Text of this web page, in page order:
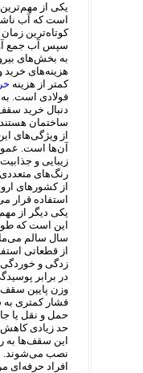
یکی از
است که آب
کوتاه‌ترین
سپس آب جمع
به بخش‌های
هزینه‌های
کمتر از هزینه
فولادی است. به
دنبال خرید
ساختمان
از ویژگی‌های
آن‌ها است.
زیبایی و
رنگ‌های
از کشورهای
استفاده قرار
یکی دیگر از
این است که
سال سالم
از قطعاتی
زدگی و
در برابر
وزن پایین
فشار کمتری به
حمل و نقل یا
حد زیادی کاهش
این سقف‌ها به
نصب می‌شوند.
افراد حرفه‌ای